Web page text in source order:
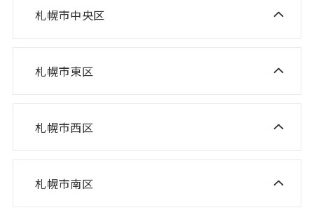
札幌市中央区
NISCO plus 伏見教室
NISCO plus 円山教室
ニスコパーソナル 伏見教室
札幌市東区
ニスコ進学スクール 札苗北教室
ニスコパーソナル 環状通東教室
札幌市西区
ニスコ進学スクール 山の手教室
札幌市南区